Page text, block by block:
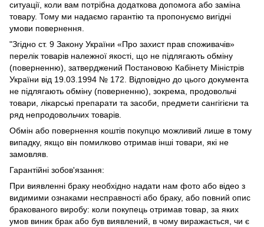
ситуації, коли вам потрібна додаткова допомога або заміна
товару. Тому ми надаємо гарантію та пропонуємо вигідні
умови повернення.
"Згідно ст. 9 Закону України «Про захист прав споживачів»
перелік товарів належної якості, що не підлягають обміну
(поверненню), затверджений Постановою Кабінету Міністрів
України від 19.03.1994 № 172. Відповідно до цього документа
не підлягають обміну (поверненню), зокрема, продовольчі
товари, лікарські препарати та засоби, предмети сангігієни та
ряд непродовольчих товарів.
Обмін або повернення коштів покупцю можливий лише в тому
випадку, якщо він помилково отримав інші товари, які не
замовляв.
Гарантійні зобов'язання:
При виявленні браку необхідно надати нам фото або відео з
видимими ознаками несправності або браку, або повний опис
бракованого виробу: коли покупець отримав товар, за яких
умов виник брак або був виявлений, в чому виражається, чи є